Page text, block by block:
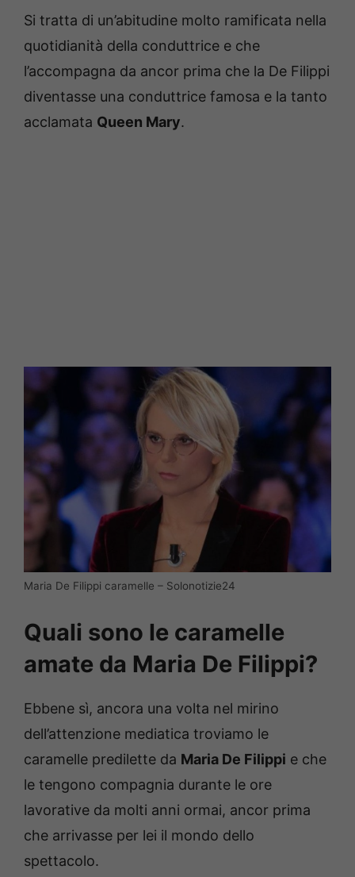
Si tratta di un’abitudine molto ramificata nella
quotidianità della conduttrice e che
l’accompagna da ancor prima che la De Filippi
diventasse una conduttrice famosa e la tanto
acclamata Queen Mary.
Maria De Filippi caramelle – Solonotizie24
Quali sono le caramelle
amate da Maria De Filippi?
Ebbene sì, ancora una volta nel mirino
dell’attenzione mediatica troviamo le
caramelle predilette da Maria De Filippi e che
le tengono compagnia durante le ore
lavorative da molti anni ormai, ancor prima
che arrivasse per lei il mondo dello
spettacolo.